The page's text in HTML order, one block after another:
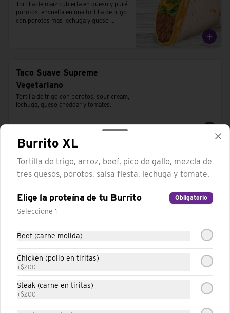
Tortilla de maíz cubierta en queso y puré
porotos, envuelta en una tortilla de trigo
con porotos mas lechuga y queso
Taco Suave Supreme
Vegetariano
Tortilla de trigo con porotos, sour cream,
lechuga, queso cheddar y tomates.
Conócenos
Trabaja con nosotros
Burrito XL
Tortilla de trigo, arroz, beef, pico de gallo, mezcla de
tres quesos, porotos, salsa fiesta, lechuga y tomate.
Elige la proteína de tu Burrito Obligatorio
Seleccione 1
Beef (carne molida)
Chicken (pollo en tiritas)
+$200
Steak (carne en tiritas)
+$200